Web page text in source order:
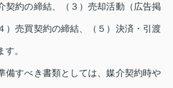
契約の締結、（３）売却活動（広告掲
）売買契約の締結、（５）決済・引渡
。
備すべき書類としては、媒介契約時や